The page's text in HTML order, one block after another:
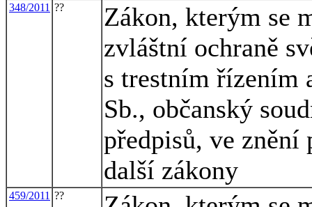
348/2011 ??
Zákon, kterým se
zvláštní ochraně
s trestním řízením
Sb., občanský
předpisů, ve znění
další zákony
459/2011 ??